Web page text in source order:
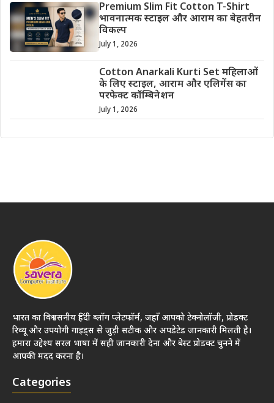
Premium Slim Fit Cotton T-Shirt
भावनात्मक स्टाइल और आराम का बेहतरीन
विकल्प
July 1, 2026
Cotton Anarkali Kurti Set महिलाओं
के लिए स्टाइल, आराम और एलिगेंस का
परफेक्ट कॉम्बिनेशन
July 1, 2026
भारत का विश्वसनीय हिंदी ब्लॉग प्लेटफॉर्म, जहाँ आपको टेक्नोलॉजी, प्रोडक्ट
रिव्यू और उपयोगी गाइड्स से जुड़ी सटीक और अपडेटेड जानकारी मिलती है।
हमारा उद्देश्य सरल भाषा में सही जानकारी देना और बेस्ट प्रोडक्ट चुनने में
आपकी मदद करना है।
Categories